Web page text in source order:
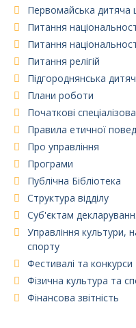
Первомайська дитяча
Питання
Питання
Питання релігій
Підгороднянська
Плани роботи
Початкові
Правила етичної
Про управління
Програми
Публічна Бібліотека
Структура відділу
Суб'єктам
Управління культури,
спорту
Фестивалі та конкурси
Фізична культура та
Фінансова звітність